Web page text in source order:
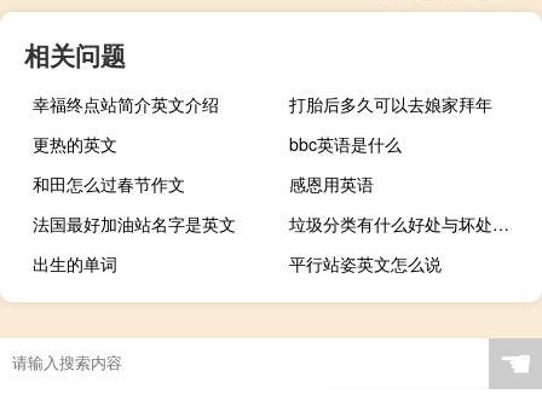
相关问题
幸福终点站简介英文介绍
打胎后多久可以去娘家拜年
更热的英文
bbc英语是什么
和田怎么过春节作文
感恩用英语
法国最好加油站名字是英文
垃圾分类有什么好处与坏处（垃圾分类有什么好处）
出生的单词
平行站姿英文怎么说
☚